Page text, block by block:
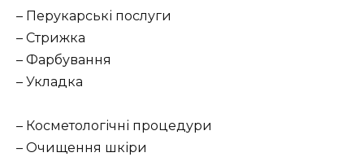
– Перукарські послуги
– Стрижка
– Фарбування
– Укладка
– Косметологічні процедури
– Очищення шкіри